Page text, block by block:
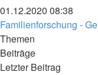
01.12.2020 08:38
Familienforschung -
Themen
Beiträge
Letzter Beitrag